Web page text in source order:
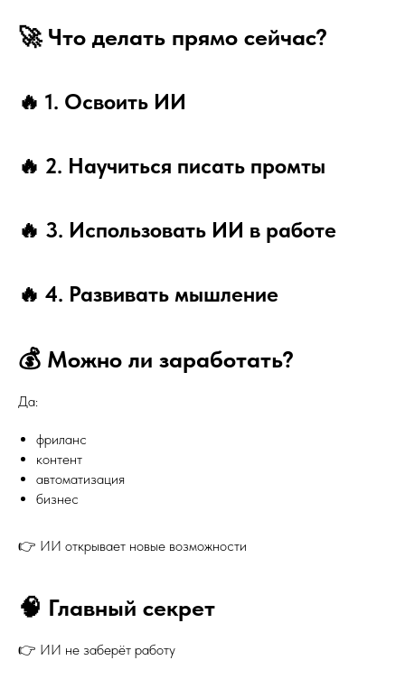
🚀 Что делать прямо сейчас?
🔥 1. Освоить ИИ
🔥 2. Научиться писать промты
🔥 3. Использовать ИИ в работе
🔥 4. Развивать мышление
💰 Можно ли заработать?
Да:
фриланс
контент
автоматизация
бизнес
👉 ИИ открывает новые возможности
🧠 Главный секрет
👉 ИИ не заберёт работу